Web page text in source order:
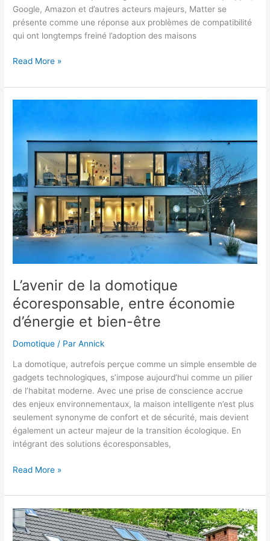
Google, Amazon et d’autres acteurs majeurs, Matter se
présente comme une réponse aux problèmes de compatibilité
qui ont longtemps freiné l’adoption des maisons
Matter
la
nouvelle
universelle
révolutionne
domotique
Read More »
L’avenir de la domotique
écoresponsable, entre économie
d’énergie et bien-être
Domotique / ParAnnick
La domotique, autrefois perçue comme un simple ensemble de
gadgets technologiques, s’impose aujourd’hui comme un pilier
de l’habitat moderne. Avec une prise de conscience accrue
des enjeux environnementaux, la maison intelligente n’est plus
seulement synonyme de confort et de sécurité, mais devient
également un acteur majeur de la transition écologique. En
intégrant des solutions écoresponsables,
L’avenir
la
domotique
écoresponsable,
entre
Read More »